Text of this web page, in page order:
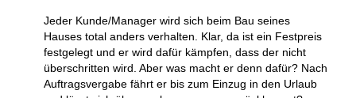
Jeder Kunde/Manager wird sich beim Bau seines
Hauses total anders verhalten. Klar, da ist ein Festpreis
festgelegt und er wird dafür kämpfen, dass der nicht
überschritten wird. Aber was macht er denn dafür? Nach
Auftragsvergabe fährt er bis zum Einzug in den Urlaub